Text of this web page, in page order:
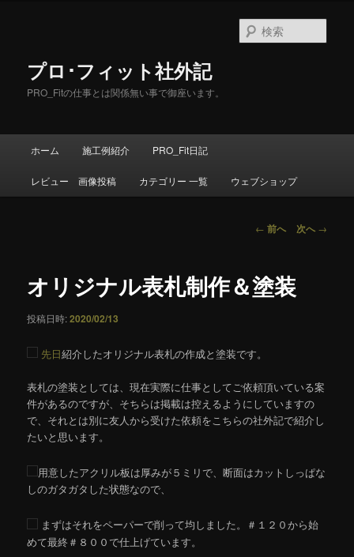
プロ･フィット社外記
PRO_Fitの仕事とは関係無い事で御座います。
索
ホーム 施工例紹介 PRO_Fit日記
レビュー 画像投稿 カテゴリー 一覧 ウェブショップ
投
ビ
ゲ
ン
← 前へ 次へ →
オリジナル表札制作＆塗装
投稿日時:2020/02/13
先日紹介したオリジナル表札の作成と塗装です。
表札の塗装としては、現在実際に仕事としてご依頼頂いている案
件があるのですが、そちらは掲載は控えるようにしていますの
で、それとは別に友人から受けた依頼をこちらの社外記で紹介し
たいと思います。
用意したアクリル板は厚みが５ミリで、断面はカットしっぱな
しのガタガタした状態なので、
まずはそれをペーパーで削って均しました。＃１２０から始
めて最終＃８００で仕上げています。